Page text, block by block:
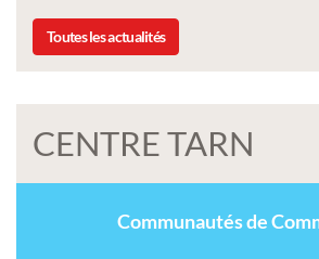
Toutes les actualités
CENTRE TARN
Communautés de